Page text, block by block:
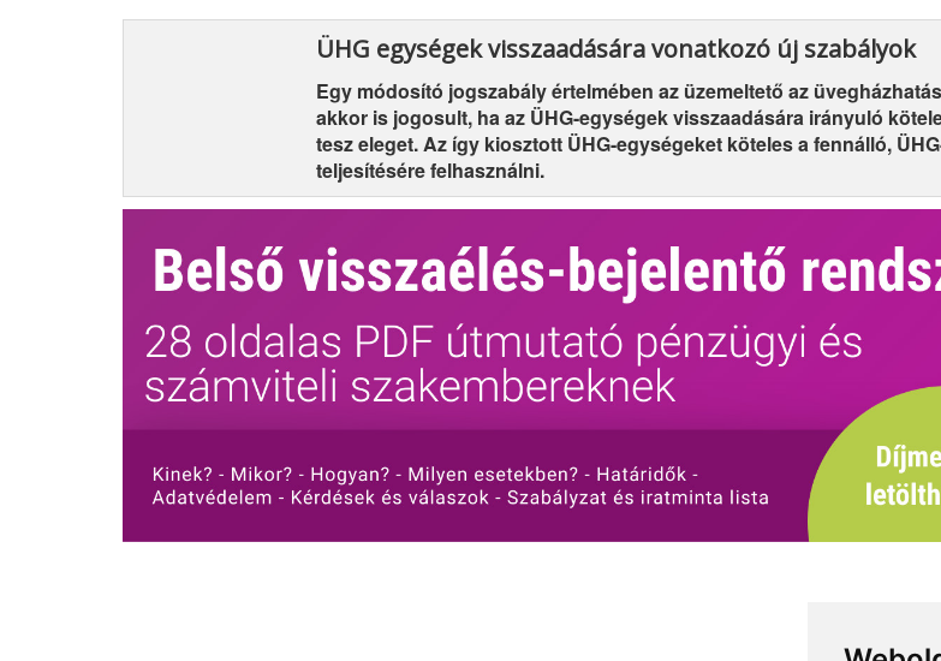
ÜHG egységek visszaadására vonatkozó új szabályok
Egy módosító jogszabály értelmében az üzemeltető az
akkor is jogosult, ha az ÜHG-egységek visszaadására irányuló
tesz eleget. Az így kiosztott ÜHG-egységeket köteles a fennálló,
teljesítésére felhasználni.